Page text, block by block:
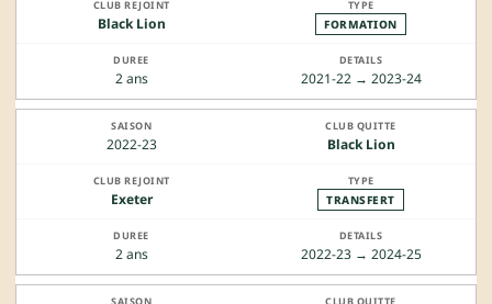
Black Lion FORMATION
2 ans 2021-22 → 2023-24
2022-23 Black Lion
Exeter TRANSFERT
2 ans 2022-23 → 2024-25